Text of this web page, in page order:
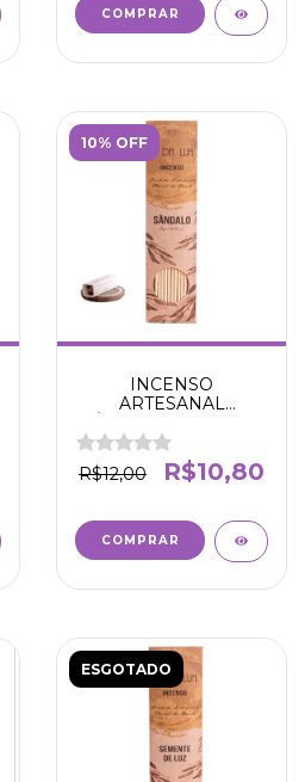
10% OFF
INCENSO
ARTESANAL
CORAÇÃO, NOVOS
SENTIMENTOS - N'
DA LUA
R$12,00 R$10,80
ESGOTADO